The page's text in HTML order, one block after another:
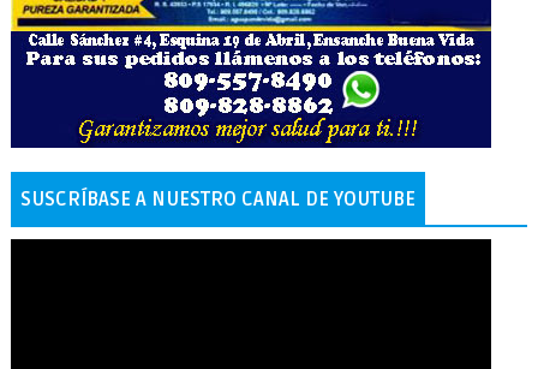
SUSCRÍBASE A NUESTRO CANAL DE YOUTUBE